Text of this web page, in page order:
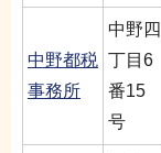
中野都税
事務所
中野四
丁目6
番15
号